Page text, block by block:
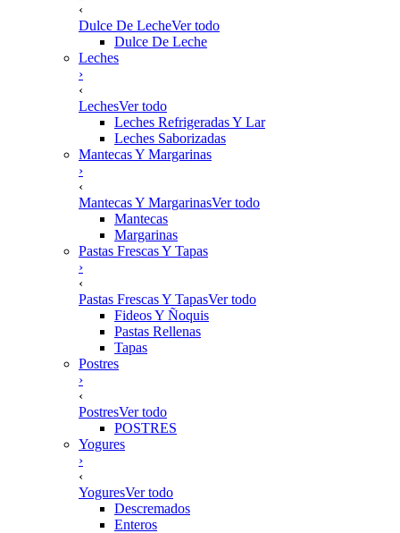
‹
Dulce De LecheVer todo
Dulce De Leche
Leches
›
‹
LechesVer todo
Leches Refrigeradas Y Lar
Leches Saborizadas
Mantecas Y Margarinas
›
‹
Mantecas Y MargarinasVer todo
Mantecas
Margarinas
Pastas Frescas Y Tapas
›
‹
Pastas Frescas Y TapasVer todo
Fideos Y Ñoquis
Pastas Rellenas
Tapas
Postres
›
‹
PostresVer todo
POSTRES
Yogures
›
‹
YoguresVer todo
Descremados
Enteros